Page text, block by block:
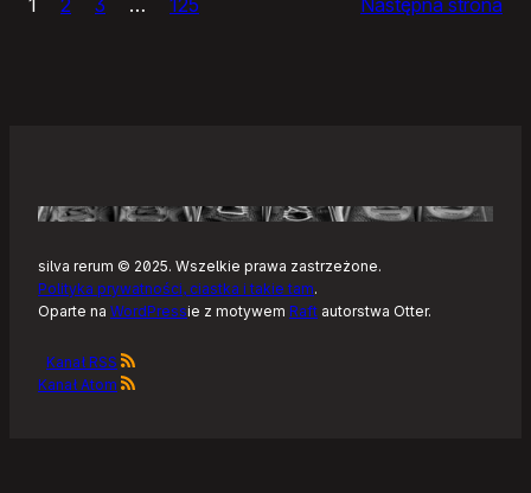
–
Linuksa
silva rerum © 2025. Wszelkie prawa zastrzeżone.
Polityka prywatności, ciastka i takie tam.
Oparte na WordPressie z motywem Raft autorstwa Otter.
Kanał RSS
Kanał Atom